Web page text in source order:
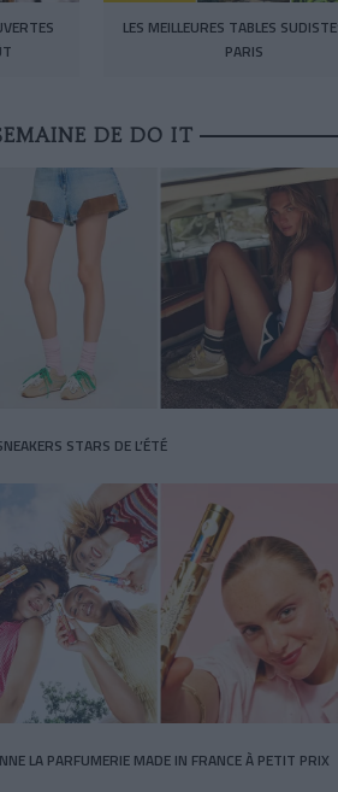
LES MEILLEURES TABLES
PARIS
DE DO IT
STARS DE L’ÉTÉ
LA PARFUMERIE MADE IN FRANCE À PETIT PRIX